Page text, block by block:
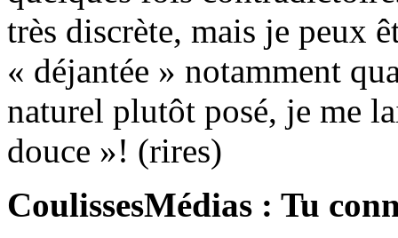
très discrète, mais je peux
« déjantée » notamment
naturel plutôt posé, je me
douce »! (rires)
CoulissesMédias : Tu